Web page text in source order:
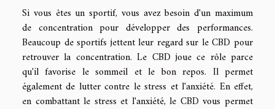
Si vous êtes un sportif, vous avez besoin d'un maximum
de concentration pour développer des performances.
Beaucoup de sportifs jettent leur regard sur le CBD pour
retrouver la concentration. Le CBD joue ce rôle parce
qu'il favorise le sommeil et le bon repos. Il permet
également de lutter contre le stress et l'anxiété. En effet,
en combattant le stress et l'anxiété, le CBD vous permet